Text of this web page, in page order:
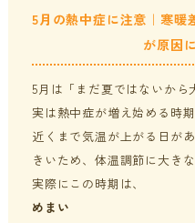
貧血・低血糖・疲れやすさ
オフィスワークの体の悩み
家事・育児でたまる体の疲れ
年齢とともに変わる体調サポ
分子整合栄養医学／オーソモ
の流れ
体調不良で異常無しといわれ
ニュース＆ブログ
採用情報
5月の熱中症に注意｜寒暖
が原因
5月は「まだ夏ではないから
実は熱中症が増え始める時
近くまで気温が上がる日が
きいため、体温調節に大き
実際にこの時期は、
めまい